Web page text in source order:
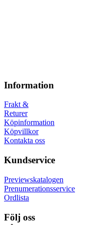
Information
Frakt &
Returer
Köpinformation
Köpvillkor
Kontakta oss
Kundservice
Previewskatalogen
Prenumerationsservice
Ordlista
Följ oss